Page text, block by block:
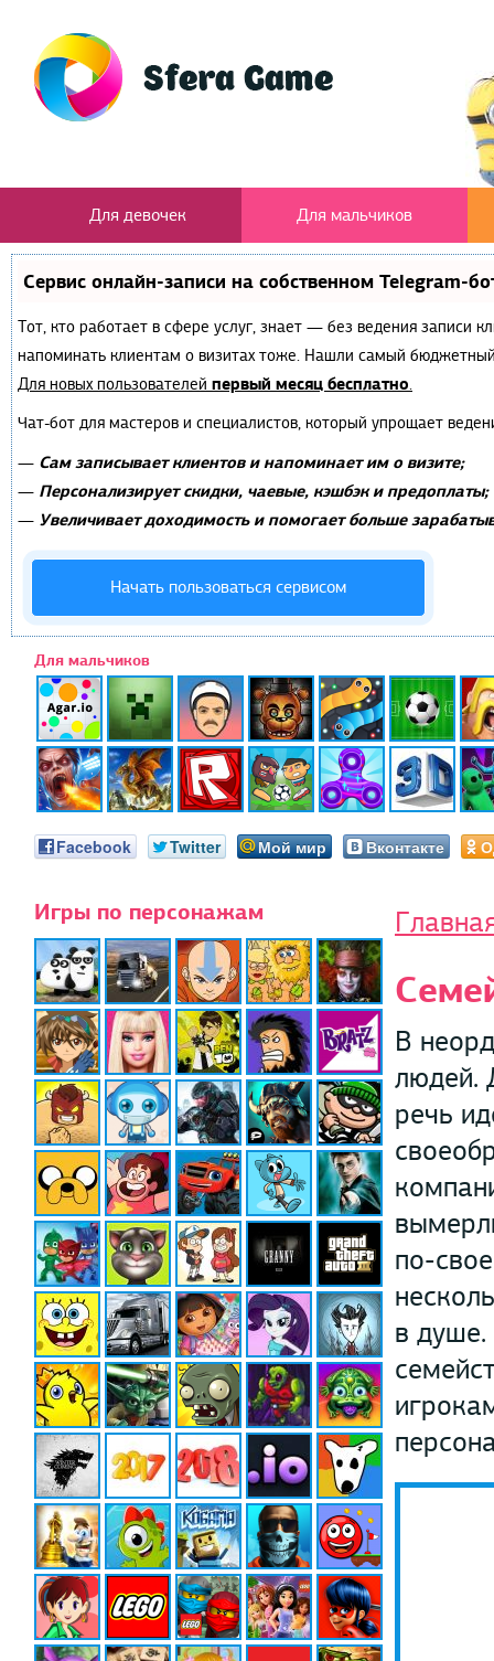
Для девочек Для мальчиков
Сервис онлайн-записи на собственном Telegram-
Тот, кто работает в сфере услуг, знает — без ведения записи
напоминать клиентам о визитах тоже. Нашли самый
Для новых пользователей первый месяц бесплатно.
Чат-бот для мастеров и специалистов, который упрощает
— Сам записывает клиентов и напоминает им о визите;
— Персонализирует скидки, чаевые, кэшбэк и предоплаты;
— Увеличивает доходимость и помогает больше
Начать пользоваться сервисом
Для мальчиков
Facebook Twitter Мой мир Вконтакте
Игры по персонажам
В
людей.
речь
по-
в